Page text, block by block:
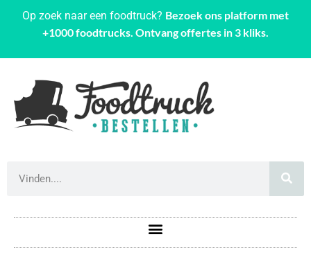
Op zoek naar een foodtruck? Bezoek ons platform met
+1000 foodtrucks. Ontvang offertes in 3 kliks.